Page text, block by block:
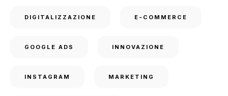
DIGITALIZZAZIONE E-COMMERCE
GOOGLE ADS INNOVAZIONE
INSTAGRAM MARKETING